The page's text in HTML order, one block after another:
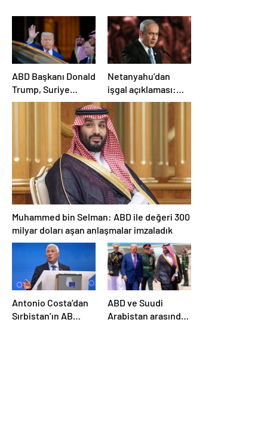
ABD Başkanı Donald
Trump, Suriye
Cumhurbaşkanı
Şara ile görüşecek
Netanyahu’dan
işgal açıklaması:
İsrail ordusu, tüm
gücüyle Gazze’ye
girecek
Muhammed bin Selman: ABD ile değeri 300
milyar doları aşan anlaşmalar imzaladık
Antonio Costa’dan
Sırbistan’ın AB
ABD ve Suudi
Arabistan arasında